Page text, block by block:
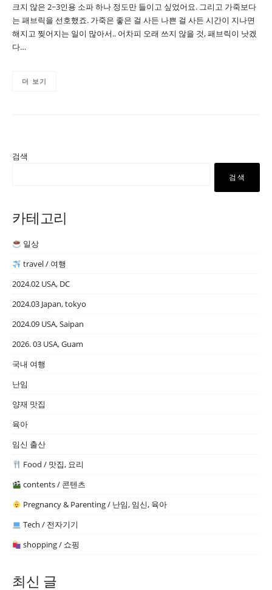
크지 않은 2~3인용 소파 하나 정도만 들이고 싶었어요. 그리고 가죽보다
는 패브릭을 선호했죠. 가죽은 좋은 걸 사든 나쁜 걸 사든 시간이 지나면
해지고 찢어지는 일이 많아서.. 어차피 오래 쓰지 않을 것, 패브릭이 낫겠
다…
더 보기
검색
검색
카테고리
일상
travel / 여행
2024.02 USA, DC
2024.03 Japan, tokyo
2024.09 USA, Saipan
2026. 03 USA, Guam
국내 여행
난임
양재 맛집
육아
임신 출산
Food / 맛집, 요리
contents / 콘텐츠
Pregnancy & Parenting / 난임, 임신, 육아
Tech / 전자기기
shopping / 쇼핑
최신 글